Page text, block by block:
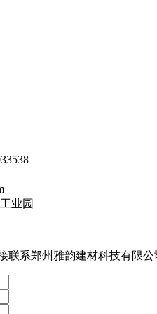
业园
联系郑州雅韵建材科技有限公